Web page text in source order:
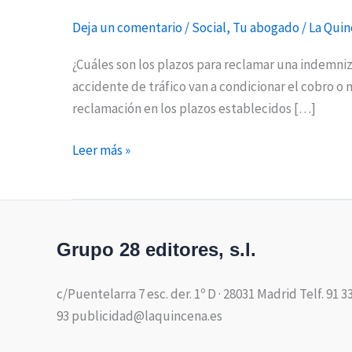
Deja un comentario/Social, Tu abogado/La
¿Cuáles son los plazos para reclamar una
accidente de tráfico van a condicionar el cobro o
reclamación en los plazos establecidos […]
Leer más »
Grupo 28 editores, s.l.
c/Puentelarra 7 esc. der. 1º D · 28031 Madrid Telf. 91
93 publicidad@laquincena.es